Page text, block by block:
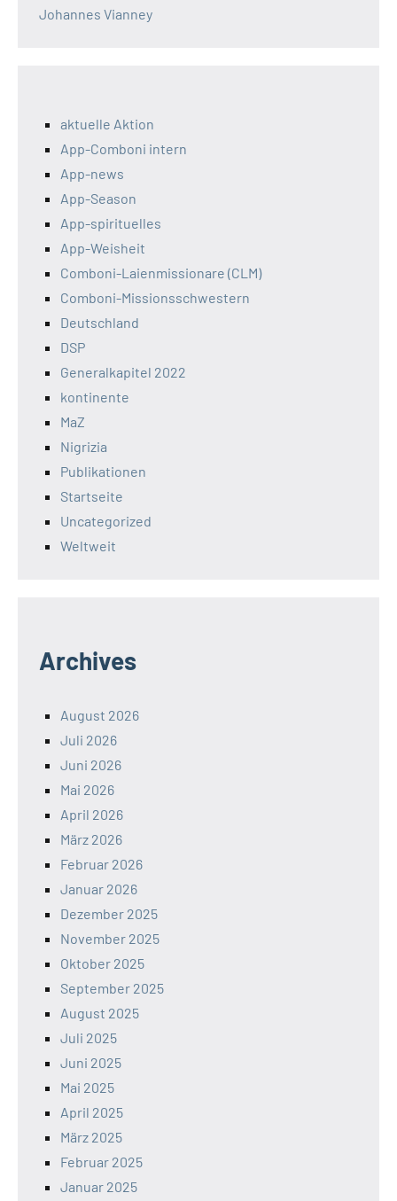
Johannes Vianney
aktuelle Aktion
App-Comboni intern
App-news
App-Season
App-spirituelles
App-Weisheit
Comboni-Laienmissionare (CLM)
Comboni-Missionsschwestern
Deutschland
DSP
Generalkapitel 2022
kontinente
MaZ
Nigrizia
Publikationen
Startseite
Uncategorized
Weltweit
Archives
August 2026
Juli 2026
Juni 2026
Mai 2026
April 2026
März 2026
Februar 2026
Januar 2026
Dezember 2025
November 2025
Oktober 2025
September 2025
August 2025
Juli 2025
Juni 2025
Mai 2025
April 2025
März 2025
Februar 2025
Januar 2025